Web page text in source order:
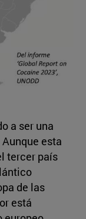
a ser una
esta
tercer país
de las
está